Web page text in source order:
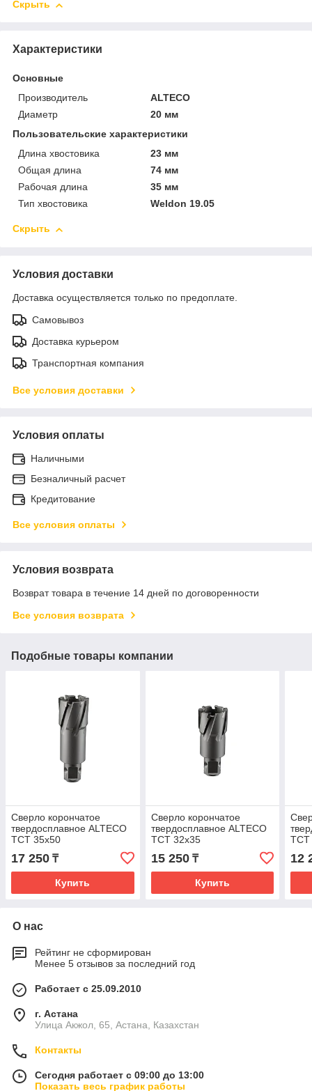
Скрыть
Характеристики
Основные
Производитель
ALTECO
Диаметр
20 мм
Пользовательские характеристики
Длина хвостовика
23 мм
Общая длина
74 мм
Рабочая длина
35 мм
Тип хвостовика
Weldon 19.05
Скрыть
Условия доставки
Доставка осуществляется только по предоплате.
Самовывоз
Доставка курьером
Транспортная компания
Все условия доставки
Условия оплаты
Наличными
Безналичный расчет
Кредитование
Все условия оплаты
Условия возврата
Возврат товара в течение 14 дней по договоренности
Все условия возврата
Подобные товары компании
Сверло корончатое
твердосплавное ALTECO
TCT 35х50
17 250 ₸
Купить
Сверло корончатое
твердосплавное ALTECO
TCT 32х35
15 250₸
Купить
TCT
12
О нас
Рейтинг не сформирован
Менее 5 отзывов за последний год
Работает с 25.09.2010
г. Астана
Улица Акжол, 65, Астана, Казахстан
Контакты
Сегодня работает с 09:00 до 13:00
Показать весь график работы